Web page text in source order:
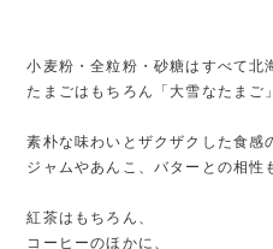
小麦粉・全粒粉・砂糖はすべて北
たまごはもちろん「大雪なたまご
素朴な味わいとザクザクした食感
ジャムやあんこ、バターとの相
紅茶はもちろん、
コーヒーのほかに、